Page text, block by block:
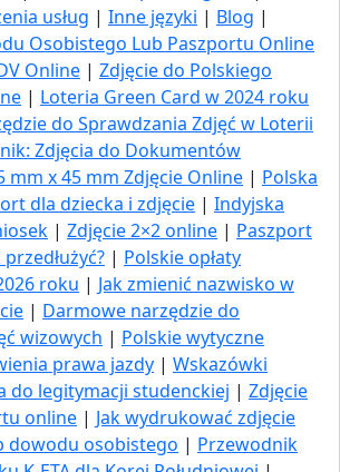
usług | Inne języki | Blog |
Osobistego Lub Paszportu Online
Online | Zdjęcie do Polskiego
| Loteria Green Card w 2024 roku
do Sprawdzania Zdjęć w Loterii
Zdjęcia do Dokumentów
mm x 45 mm Zdjęcie Online | Polska
dla dziecka i zdjęcie | Indyjska
| Zdjęcie 2×2 online | Paszport
| Polskie opłaty
roku | Jak zmienić nazwisko w
| Darmowe narzędzie do
wizowych | Polskie wytyczne
prawa jazdy | Wskazówki
do legitymacji studenckiej | Zdjęcie
online | Jak wydrukować zdjęcie
dowodu osobistego | Przewodnik